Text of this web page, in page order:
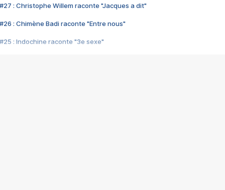
#27 : Christophe Willem raconte "Jacques a dit"
#26 : Chimène Badi raconte "Entre nous"
#25 : Indochine raconte "3e sexe"